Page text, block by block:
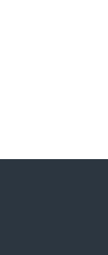
matu
ārējo faktoru
blondo